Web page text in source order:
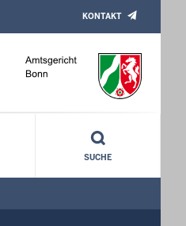
KONTAKT
SUCHE